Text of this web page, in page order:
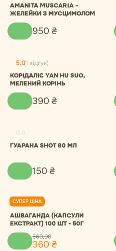
AMANITA MUSCARIA -
ЖЕЛЕЙКИ З МУСЦИМОЛОМ
950 ₴
5.0(1 відгук)
КОРІДАЛІС YAN HU SUO,
МЕЛЕНИЙ КОРІНЬ
390 ₴
ГУАРАНА SHOT 80 МЛ
150 ₴
СУПЕР ЦІНА
0.0
АШВАГАНДА (КАПСУЛИ
ЕКСТРАКТ) 100 ШТ - 50Г
560,00
360 ₴